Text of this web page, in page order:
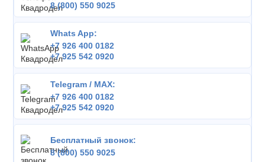
8 (800) 550 9025
Whats App:
+7 926 400 0182
+7 925 542 0920
Telegram / MAX:
+7 926 400 0182
+7 925 542 0920
Бесплатный звонок:
8 (800) 550 9025